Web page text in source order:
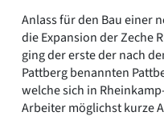
Suchbegriff eingeben
Anlass für den Bau einer
die Expansion der Zeche
ging der erste der nach
Pattberg benannten
welche sich in
Arbeiter möglichst kurze